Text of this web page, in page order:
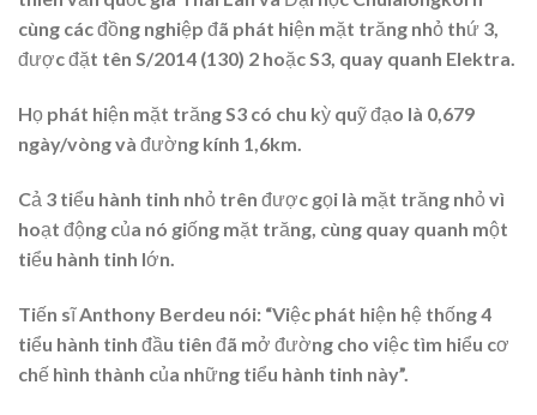
cùng các đồng nghiệp đã phát hiện mặt trăng nhỏ thứ 3,
được đặt tên S/2014 (130) 2 hoặc S3, quay quanh Elektra.
Họ phát hiện mặt trăng S3 có chu kỳ quỹ đạo là 0,679
ngày/vòng và đường kính 1,6km.
Cả 3 tiểu hành tinh nhỏ trên được gọi là mặt trăng nhỏ vì
hoạt động của nó giống mặt trăng, cùng quay quanh một
tiểu hành tinh lớn.
Tiến sĩ Anthony Berdeu nói: “Việc phát hiện hệ thống 4
tiểu hành tinh đầu tiên đã mở đường cho việc tìm hiểu cơ
chế hình thành của những tiểu hành tinh này”.